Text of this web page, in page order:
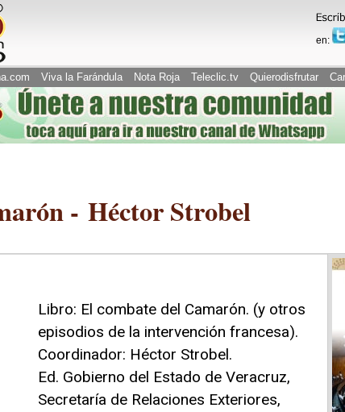
en:
Viva la Farándula Nota Roja Teleclic.tv Quierodisfrutar
- Héctor Strobel
Libro: El combate del Camarón. (y otros
episodios de la intervención francesa).
Coordinador: Héctor Strobel.
Ed. Gobierno del Estado de Veracruz,
Secretaría de Relaciones Exteriores,